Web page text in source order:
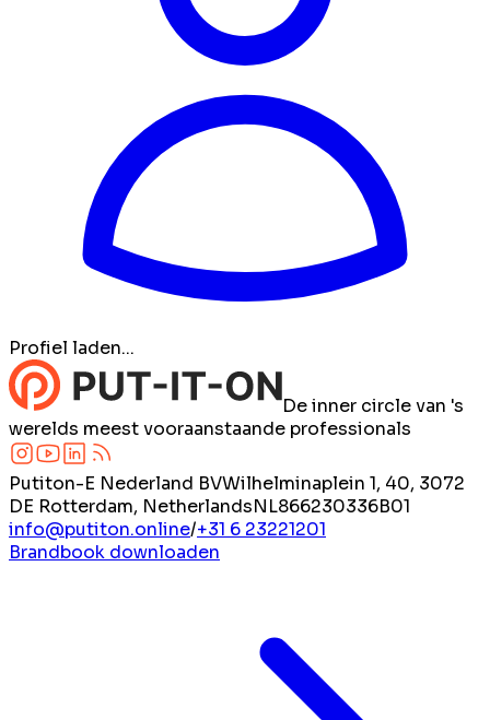
Profiel laden...
De inner circle van 's
werelds meest vooraanstaande professionals
Putiton-E Nederland BVWilhelminaplein 1, 40, 3072
DE Rotterdam, NetherlandsNL866230336B01
info@putiton.online/+31 6 23221201
Brandbook downloaden